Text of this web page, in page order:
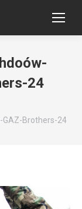
24
Brothers-24